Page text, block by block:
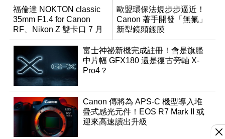
福倫達 NOKTON classic
35mm F1.4 for Canon
RF、Nikon Z 雙卡口 7 月
同步登台
歐盟環保法規步步逼近！
Canon 著手開發「無氟」
新型鏡頭鍍膜
富士神祕新機完成註冊！會是旗艦
中片幅 GFX180 還是復古旁軸 X-
Pro4？
Canon 傳將為 APS-C 機型導入堆
疊式感光元件！EOS R7 Mark II 或
迎來高速讀出升級